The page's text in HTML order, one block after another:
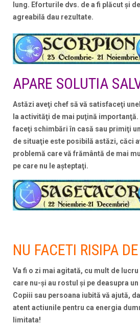
lung. Eforturile dvs. de a fi plăcut şi
agreabilă dau rezultate.
APARE SOLUTIA
Astăzi aveţi chef să vă satisfaceţi
la activităţi de mai puţină importanţă.
faceţi schimbări în casă sau primiţi
de situaţie este posibilă astăzi, căci
problemă care vă frământă de mai
pe care nu le aşteptaţi.
NU FACETI RISIPA
Va fi o zi mai agitată, cu mult de
care nu-şi au rostul şi pe deasupra
Copiii sau persoana iubită vă ajută,
atent actiunile pentru ca energia
limitata!